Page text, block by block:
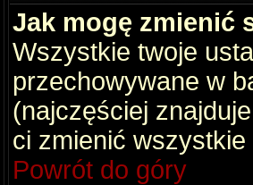
Jak mogę zmienić
Wszystkie twoje
przechowywane w
(najczęściej
ci zmienić wszystkie
Powrót do góry